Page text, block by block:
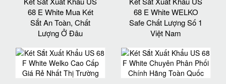
68 E White Mua Két
Sắt An Toàn, Chất
Lượng Ở Đâu
68 E White WELKO
Safe Chất Lượng Số 1
Việt Nam